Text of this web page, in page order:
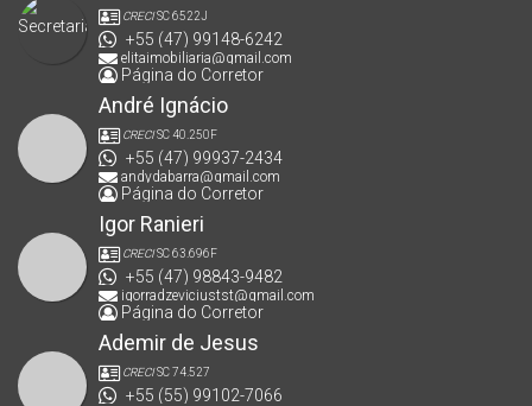
CRECISC 6522J
+55 (47) 99148-6242
elitaimobiliaria@gmail.com
Página do Corretor
André Ignácio
CRECISC 40.250F
+55 (47) 99937-2434
andydabarra@gmail.com
Página do Corretor
Igor Ranieri
CRECISC 63.696F
+55 (47) 98843-9482
igorradzeviciustst@gmail.com
Página do Corretor
Ademir de Jesus
CRECISC 74.527
+55 (55) 99102-7066